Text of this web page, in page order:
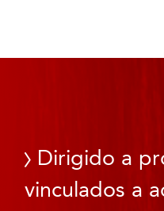
Dirigido a
vinculados a